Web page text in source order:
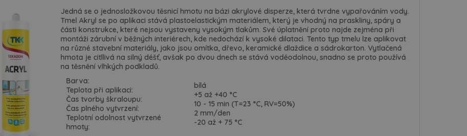
hpl dveře
dveře s matným povrchem
speciální dveře
zárubně a systémy
posuvné dveře
montážní návody
doporučené rozměry staveb. otvorů
certifikáty / prohlášení
školení montážníků
ochrana oznamovatelů
Jedná se o jednosložkovou těsnicí hmotu na bázi akrylové disperze, která tvrdne vypařováním vody.
Tmel Akryl se po aplikaci stává plastoelastickým materiálem, který je vhodný na praskliny, spáry a
části konstrukce, které nejsou vystaveny vysokým tlakům. Své úplatnění proto najde zejména při
montáži zárubní v běžných interiérech, kde nedochází k vysoké dilataci. Tento typ tmelu lze aplikovat
na různé stavební materiály, jako jsou omítka, dřevo, keramické dlaždice a sádrokarton. Vytlačená
hmota je citllivá na silný déšť, avšak po dvou dnech se stává voděodolnou, snadno se proto používá
na těsnění vlhkých podkladů.
Barva:
Teplota při aplikaci:
Čas tvorby škraloupu:
Čas plného vytvrzení:
Teplotní odolnost vytvrzené
hmoty:
bílá
+5 až +40 °C
10 - 15 min (T=23 °C, RV=50%)
2 mm/den
-20 až + 75 °C